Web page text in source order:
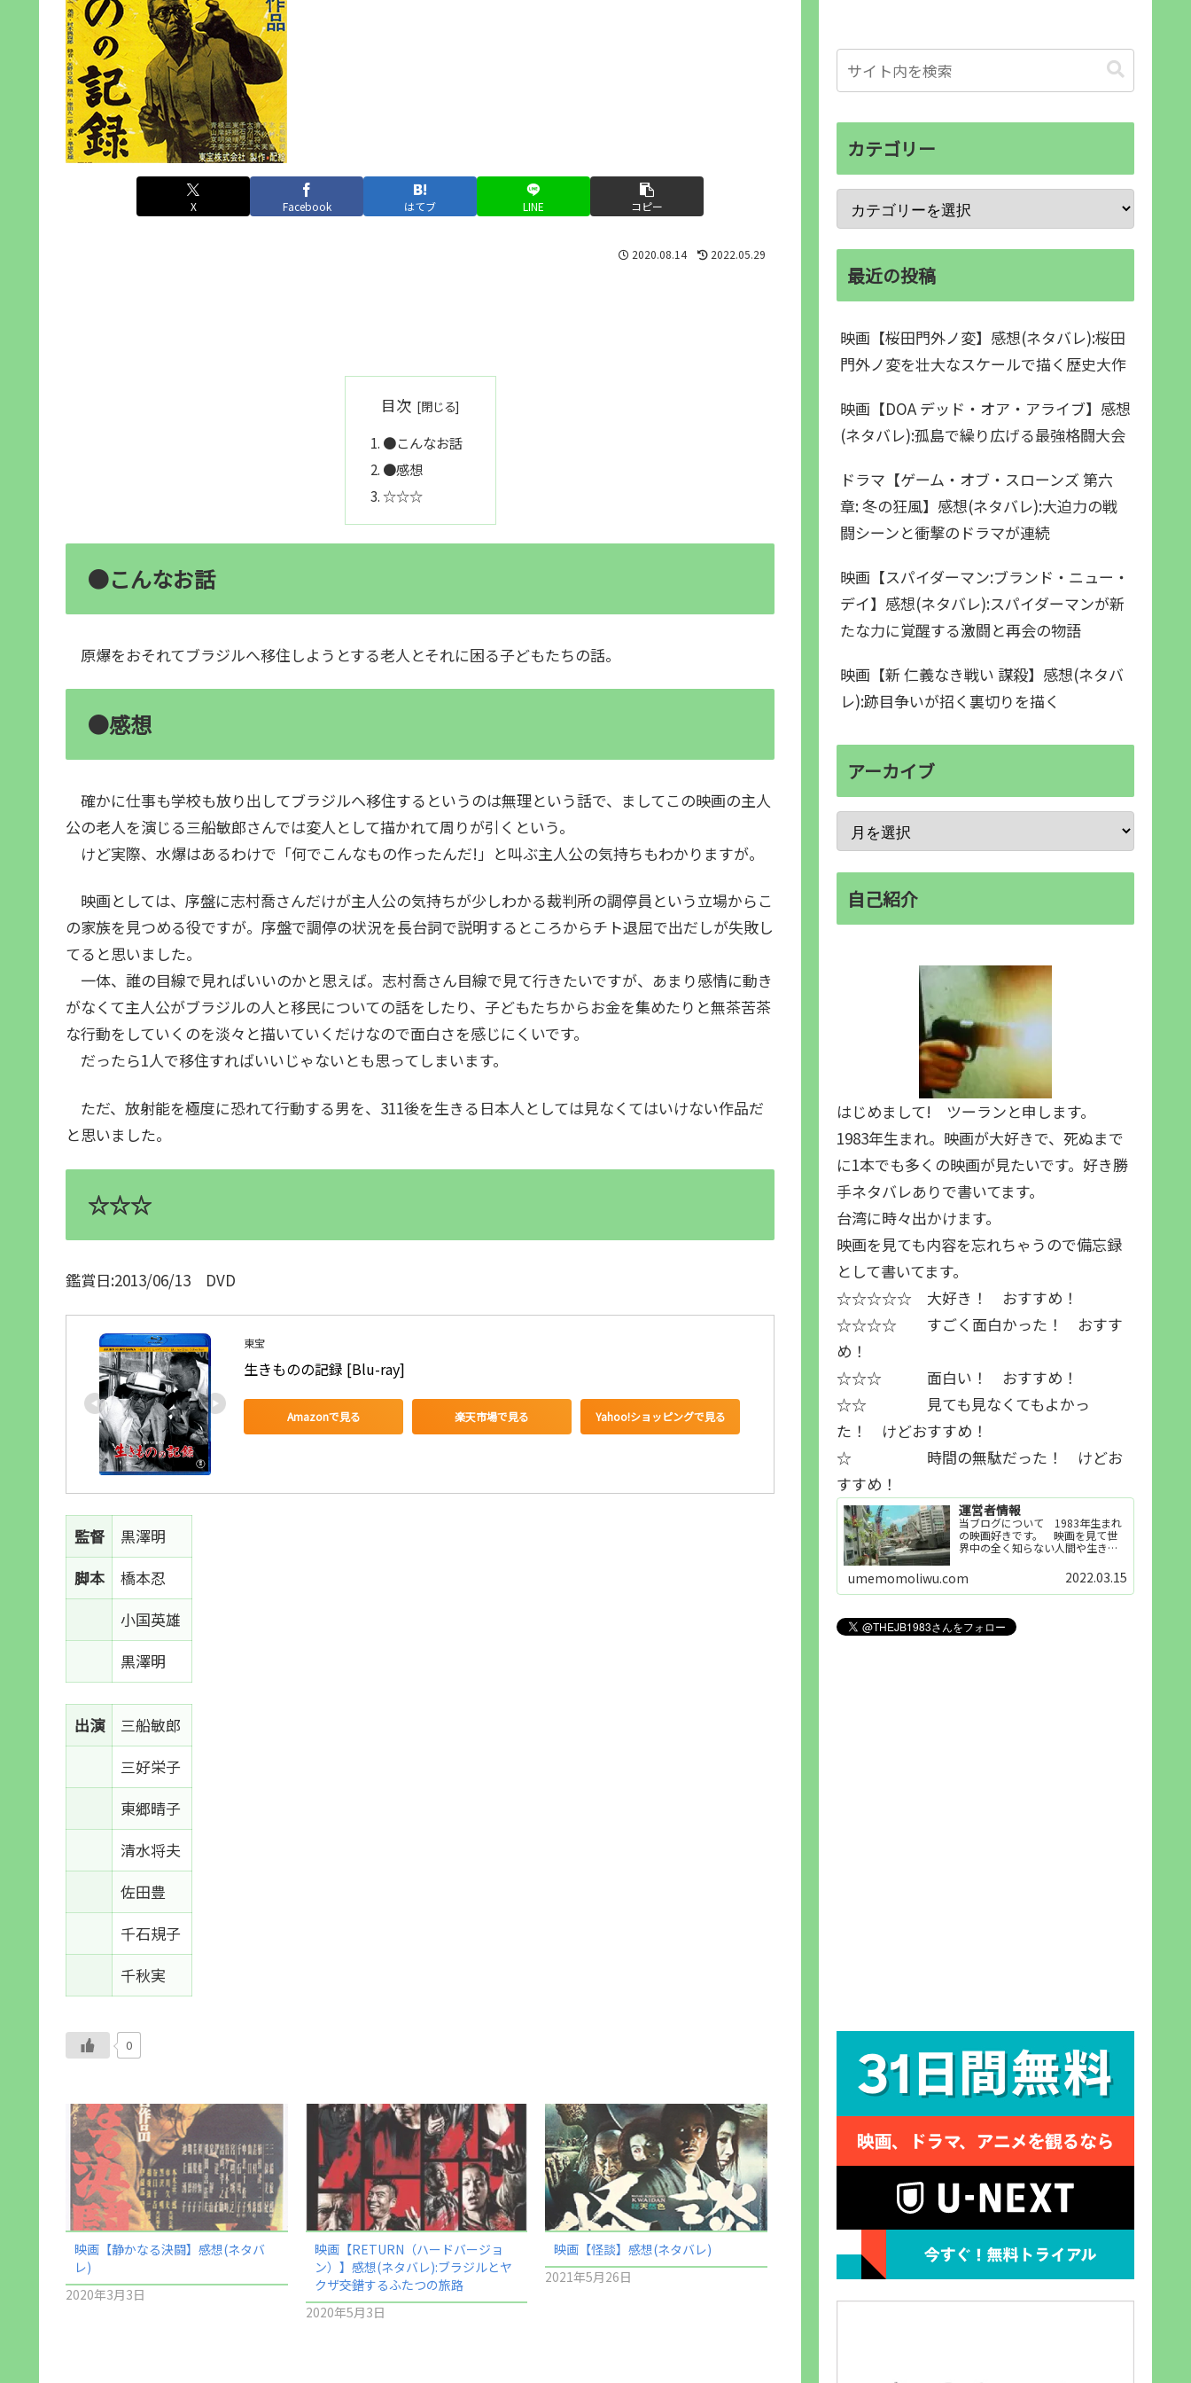
X Facebook はてブ LINE コピー
2020.08.14 2022.05.29
目次
●こんなお話
●感想
☆☆☆
●こんなお話
原爆をおそれてブラジルへ移住しようとする老人とそれに困る子どもたちの話。
●感想
確かに仕事も学校も放り出してブラジルへ移住するというのは無理という話で、ましてこの映画の主人
公の老人を演じる三船敏郎さんでは変人として描かれて周りが引くという。
けど実際、水爆はあるわけで「何でこんなもの作ったんだ!」と叫ぶ主人公の気持ちもわかりますが。
映画としては、序盤に志村喬さんだけが主人公の気持ちが少しわかる裁判所の調停員という立場からこ
の家族を見つめる役ですが。序盤で調停の状況を長台詞で説明するところからチト退屈で出だしが失敗し
てると思いました。
一体、誰の目線で見ればいいのかと思えば。志村喬さん目線で見て行きたいですが、あまり感情に動き
がなくて主人公がブラジルの人と移民についての話をしたり、子どもたちからお金を集めたりと無茶苦茶
な行動をしていくのを淡々と描いていくだけなので面白さを感じにくいです。
だったら1人で移住すればいいじゃないとも思ってしまいます。
ただ、放射能を極度に恐れて行動する男を、311後を生きる日本人としては見なくてはいけない作品だ
と思いました。
☆☆☆
鑑賞日:2013/06/13 DVD
東宝
生きものの記録 [Blu-ray]
Amazonで見る 楽天市場で見る Yahoo!ショッピングで見る
監督
黒澤明
脚本
橋本忍
小国英雄
黒澤明
出演
三船敏郎
三好栄子
東郷晴子
清水将夫
佐田豊
千石規子
千秋実
0
映画【静かなる決闘】感想(ネタバ
レ)
2020年3月3日
映画【RETURN（ハードバージョ
ン）】感想(ネタバレ):ブラジルとヤ
クザ――交錯するふたつの旅路
2020年5月3日
映画【怪談】感想(ネタバレ)
2021年5月26日
カテゴリー
最近の投稿
映画【桜田門外ノ変】感想(ネタバレ):桜田
門外ノ変を壮大なスケールで描く歴史大作
映画【DOA デッド・オア・アライブ】感想
(ネタバレ):孤島で繰り広げる最強格闘大会
ドラマ【ゲーム・オブ・スローンズ 第六
章: 冬の狂風】感想(ネタバレ):大迫力の戦
闘シーンと衝撃のドラマが連続
映画【スパイダーマン:ブランド・ニュー・
デイ】感想(ネタバレ):スパイダーマンが新
たな力に覚醒する激闘と再会の物語
映画【新 仁義なき戦い 謀殺】感想(ネタバ
レ):跡目争いが招く裏切りを描く
アーカイブ
自己紹介
はじめまして! ツーランと申します。
1983年生まれ。映画が大好きで、死ぬまで
に1本でも多くの映画が見たいです。好き勝
手ネタバレありで書いてます。
台湾に時々出かけます。
映画を見ても内容を忘れちゃうので備忘録
として書いてます。
☆☆☆☆☆ 大好き！ おすすめ！
☆☆☆☆ すごく面白かった！ おすす
め！
☆☆☆ 面白い！ おすすめ！
☆☆ 見ても見なくてもよかっ
た！ けどおすすめ！
☆ 時間の無駄だった！ けどお
すすめ！
運営者情報
当ブログについて 1983年生まれ
の映画好きです。 映画を見て世
界中の全く知らない人間や生き物
世界知らない世界に触れることが
好きで映画を見てます。「映画を
見られれば幸福度を高い」とわか
umemomoliwu.com 2022.03.15